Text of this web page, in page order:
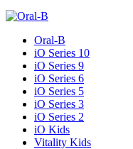
Oral-B
iO Series 10
iO Series 9
iO Series 6
iO Series 5
iO Series 3
iO Series 2
iO Kids
Vitality Kids